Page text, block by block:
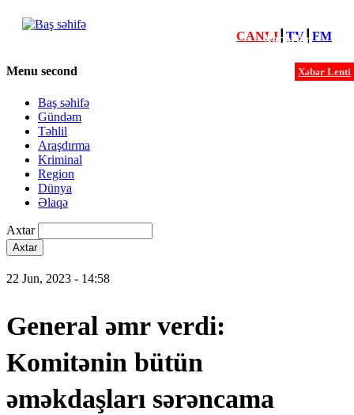
Xəbərlər
Xəbər Lenti
CANLI┃ TV┃ FM
Menu second
Baş səhifə
Gündəm
Təhlil
Araşdırma
Kriminal
Region
Dünya
Əlaqə
Axtar
22 Jun, 2023 - 14:58
General əmr verdi:
Komitənin bütün
əməkdaşları sərəncama